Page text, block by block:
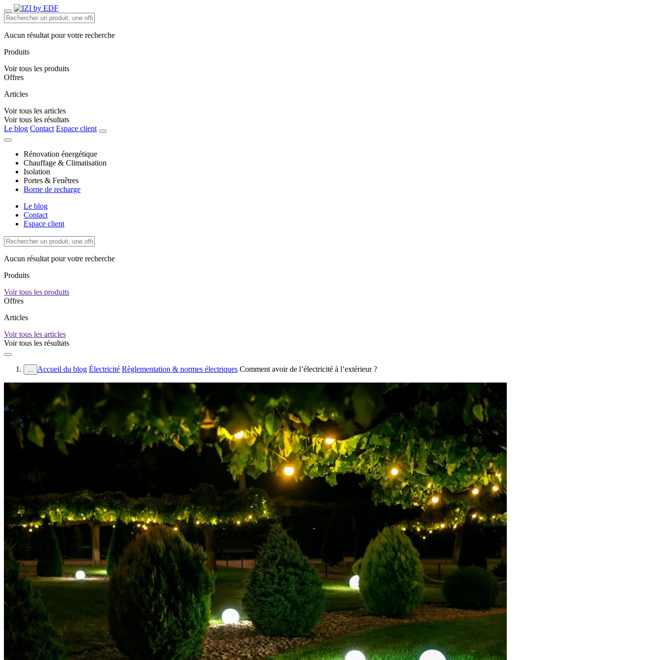
Aucun résultat pour votre recherche
Produits
Voir tous les produits
Offres
Articles
Voir tous les articles
Voir tous les résultats
Le blog Contact Espace client
Rénovation énergétique
Chauffage & Climatisation
Isolation
Portes & Fenêtres
Borne de recharge
Le blog
Contact
Espace client
Aucun résultat pour votre recherche
Produits
Voir tous les produits
Offres
Articles
Voir tous les articles
Voir tous les résultats
... Accueil du blog Électricité Règlementation & normes électriques Comment avoir de l’électricité à l’extérieur ?